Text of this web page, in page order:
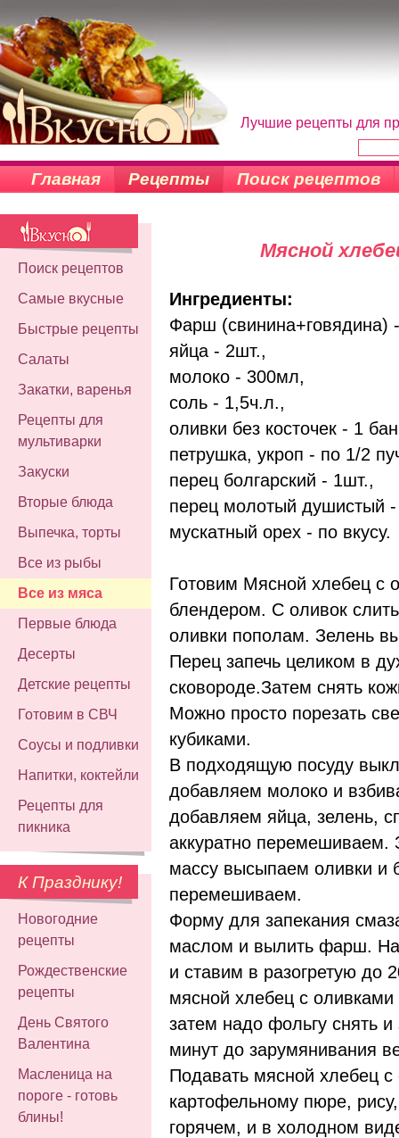
Лучшие рецепты для
Главная Рецепты Поиск рецептов
Поиск рецептов
Самые вкусные
Быстрые рецепты
Салаты
Закатки, варенья
Рецепты для
мультиварки
Закуски
Вторые блюда
Выпечка, торты
Все из рыбы
Все из мяса
Первые блюда
Десерты
Детские рецепты
Готовим в СВЧ
Соусы и подливки
Напитки, коктейли
Рецепты для
пикника
К Празднику!
Новогодние
рецепты
Рождественские
рецепты
День Святого
Валентина
Масленица на
пороге - готовь
блины!
Мясной
Ингредиенты:
Фарш (свинина+говядина) -
яйца - 2шт.,
молоко - 300мл,
соль - 1,5ч.л.,
оливки без косточек - 1
петрушка, укроп - по 1/2
перец болгарский - 1шт.,
перец молотый душистый -
мускатный орех - по вкусу.
Готовим Мясной хлебец с
блендером. С оливок
оливки пополам. Зелень
Перец запечь целиком в
сковороде.Затем снять
Можно просто порезать
кубиками.
В подходящую посуду
добавляем молоко и
добавляем яйца, зелень,
аккуратно перемешиваем.
массу высыпаем оливки и
перемешиваем.
Форму для запекания
маслом и вылить фарш.
и ставим в разогретую до
мясной хлебец с
затем надо фольгу снять
минут до зарумянивания
Подавать мясной хлебец с
картофельному пюре,
горячем, и в холодном